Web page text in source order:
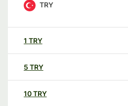
TRY
1 TRY
5 TRY
10TRY